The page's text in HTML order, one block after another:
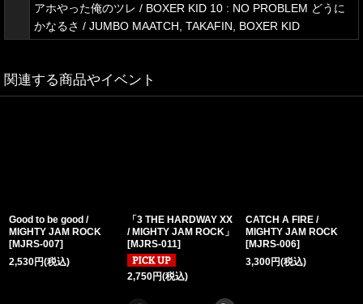
アホやった俺のツレ / BOXER KID 10 : NO PROBLEM どうに
かなるさ / JUMBO MAATCH, TAKAFIN, BOXER KID
関連する商品やイベント
Good to be good /
MIGHTY JAM ROCK
[MJRS-007]
2,530円(税込)
「3 THE HARDWAY XX
/ MIGHTY JAM ROCK」
[MJRS-011]
2,750円(税込)
CATCH A FIRE /
MIGHTY JAM ROCK
[MJRS-006]
3,300円(税込)